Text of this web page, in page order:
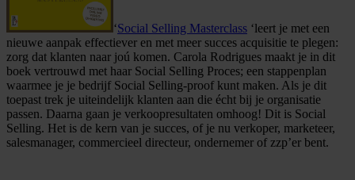
‘Social Selling Masterclass ‘leert je met een
nieuwe aanpak effectiever en met meer succes acquisitie te plegen:
zorg dat klanten naar joú komen. Carola Rodrigues maakt je in dit
boek vertrouwd met haar Social Selling Proces; een stappenplan
waarmee je je bedrijf Social Selling-proof kunt maken. Als je dit
toepast trek je uiteindelijk klanten aan die écht bij je organisatie
passen. Daarna gaan je verkoopresultaten omhoog! Dit is Social
Selling. Het is de kern van je succes, of je nu verkoper, marketeer,
salesmanager, commercieel directeur, ondernemer of zzp’er bent.